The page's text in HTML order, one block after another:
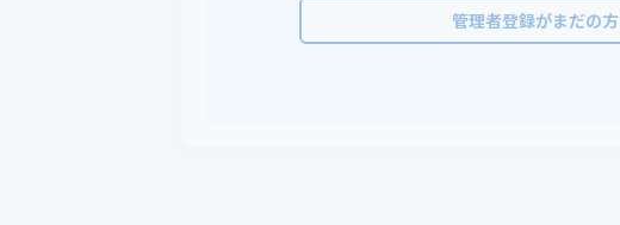
管理者登録がまだの方